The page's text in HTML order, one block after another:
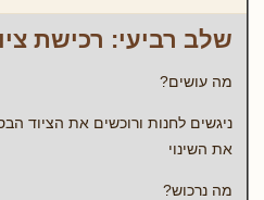
שלב רביעי: רכישת
מה עושים?
ניגשים לחנות ורוכשים את הציוד
את השינוי
מה נרכוש?